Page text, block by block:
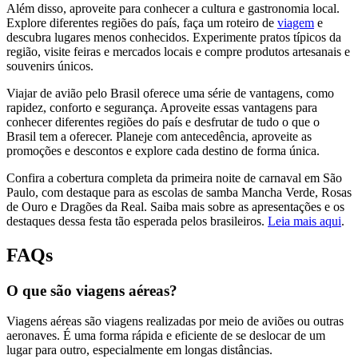
Além disso, aproveite para conhecer a cultura e gastronomia local.
Explore diferentes regiões do país, faça um roteiro de viagem e
descubra lugares menos conhecidos. Experimente pratos típicos da
região, visite feiras e mercados locais e compre produtos artesanais e
souvenirs únicos.
Viajar de avião pelo Brasil oferece uma série de vantagens, como
rapidez, conforto e segurança. Aproveite essas vantagens para
conhecer diferentes regiões do país e desfrutar de tudo o que o
Brasil tem a oferecer. Planeje com antecedência, aproveite as
promoções e descontos e explore cada destino de forma única.
Confira a cobertura completa da primeira noite de carnaval em São
Paulo, com destaque para as escolas de samba Mancha Verde, Rosas
de Ouro e Dragões da Real. Saiba mais sobre as apresentações e os
destaques dessa festa tão esperada pelos brasileiros. Leia mais aqui.
FAQs
O que são viagens aéreas?
Viagens aéreas são viagens realizadas por meio de aviões ou outras
aeronaves. É uma forma rápida e eficiente de se deslocar de um
lugar para outro, especialmente em longas distâncias.